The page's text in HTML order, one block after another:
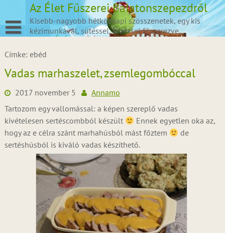
content
Az Élet Fűszerei Balatonszepezdről
Kisebb-nagyobb hétköznapi szösszenetek, egy kis
kézimunkával, sütéssel, főzéssel fűszerezve.
Címke: ebéd
Vadas marhaszelet, zsemlegombóccal
2017 november 5
Annamo
Tartozom egy vallomással: a képen szereplő vadas
kivételesen sertéscombból készült
Ennek egyetlen oka az,
hogy az e célra szánt marhahúsból mást főztem
de
sertéshúsból is kiváló vadas készíthető.